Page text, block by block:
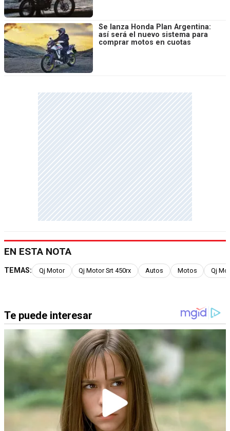
Se lanza Honda Plan Argentina:
así será el nuevo sistema para
comprar motos en cuotas
EN ESTA NOTA
TEMAS: Qj Motor Qj Motor Srt 450rx Autos Motos Qj